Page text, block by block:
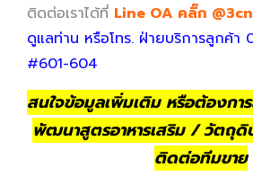
ติดต่อเราได้ที่ Line OA คลิ๊ก
ดูแลท่าน หรือโทร. ฝ่ายบริการลูกค้า
#601-604
สนใจข้อมูลเพิ่มเติม หรือต้องกา
พัฒนาสูตรอาหารเสริม / วัตถุดิ
ติดต่อทีมขาย